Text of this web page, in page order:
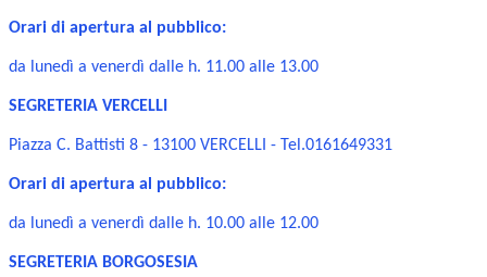
Orari di apertura al pubblico:
da lunedì a venerdì dalle h. 11.00 alle 13.00
SEGRETERIA VERCELLI
Piazza C. Battisti 8 - 13100 VERCELLI - Tel.0161649331
Orari di apertura al pubblico:
da lunedì a venerdì dalle h. 10.00 alle 12.00
SEGRETERIA BORGOSESIA